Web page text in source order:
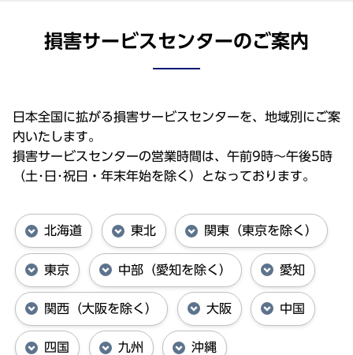
損害サービスセンターのご案内
日本全国に拡がる損害サービスセンターを、地域別にご案
内いたします。
損害サービスセンターの営業時間は、午前9時～午後5時
（土･日･祝日・年末年始を除く）となっております。
北海道 東北 関東（東京を除く）
東京 中部（愛知を除く） 愛知
関西（大阪を除く） 大阪 中国
四国 九州 沖縄